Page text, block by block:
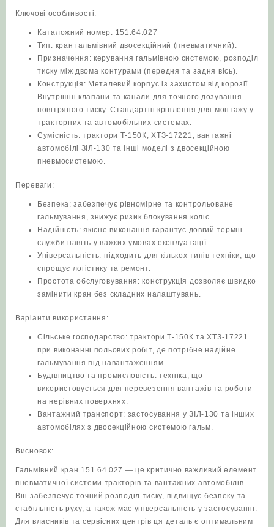
Ключові особливості:
Каталожний номер: 151.64.027
Тип: кран гальмівний двосекційний (пневматичний).
Призначення: керування гальмівною системою, розподіл
тиску між двома контурами (передня та задня вісь).
Конструкція: Металевий корпус із захистом від корозії.
Внутрішні клапани та канали для точного дозування
повітряного тиску. Стандартні кріплення для монтажу у
тракторних та автомобільних системах.
Сумісність: трактори Т‑150К, ХТЗ‑17221, вантажні
автомобілі ЗІЛ‑130 та інші моделі з двосекційною
пневмосистемою.
Переваги:
Безпека: забезпечує рівномірне та контрольоване
гальмування, знижує ризик блокування коліс.
Надійність: якісне виконання гарантує довгий термін
служби навіть у важких умовах експлуатації.
Універсальність: підходить для кількох типів техніки, що
спрощує логістику та ремонт.
Простота обслуговування: конструкція дозволяє швидко
замінити кран без складних налаштувань.
Варіанти використання:
Сільське господарство: трактори Т‑150К та ХТЗ‑17221
при виконанні польових робіт, де потрібне надійне
гальмування під навантаженням.
Будівництво та промисловість: техніка, що
використовується для перевезення вантажів та роботи
на нерівних поверхнях.
Вантажний транспорт: застосування у ЗІЛ‑130 та інших
автомобілях з двосекційною системою гальм.
Висновок:
Гальмівний кран 151.64.027 — це критично важливий елемент
пневматичної системи тракторів та вантажних автомобілів.
Він забезпечує точний розподіл тиску, підвищує безпеку та
стабільність руху, а також має універсальність у застосуванні.
Для власників та сервісних центрів ця деталь є оптимальним